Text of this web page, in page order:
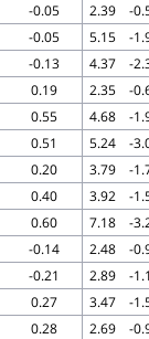
-0.05 2.39 -
-0.05 5.15 -
-0.13 4.37 -
0.19 2.35 -
0.55 4.68 -
0.51 5.24 -
0.20 3.79 -
0.40 3.92 -
0.60 7.18 -
-0.14 2.48 -
-0.21 2.89 -
0.27 3.47 -
0.28 2.69 -